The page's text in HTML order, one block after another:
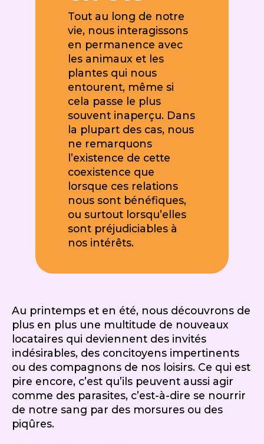
Tout au long de notre
vie, nous interagissons
en permanence avec
les animaux et les
plantes qui nous
entourent, même si
cela passe le plus
souvent inaperçu. Dans
la plupart des cas, nous
ne remarquons
l’existence de cette
coexistence que
lorsque ces relations
nous sont bénéfiques,
ou surtout lorsqu’elles
sont préjudiciables à
nos intérêts.
Au printemps et en été, nous découvrons de
plus en plus une multitude de nouveaux
locataires qui deviennent des invités
indésirables, des concitoyens impertinents
ou des compagnons de nos loisirs. Ce qui est
pire encore, c’est qu’ils peuvent aussi agir
comme des parasites, c’est-à-dire se nourrir
de notre sang par des morsures ou des
piqûres.